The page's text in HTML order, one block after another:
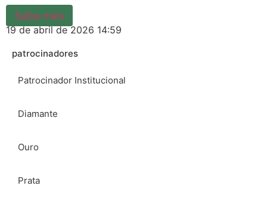
Saiba mais
19 de abril de 2026 14:59
patrocinadores
Patrocinador Institucional
Diamante
Ouro
Prata